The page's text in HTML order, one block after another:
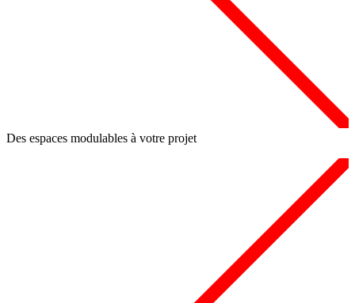
Des espaces modulables à votre projet